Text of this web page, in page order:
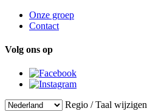
Onze groep
Contact
Volg ons op
Regio / Taal wijzigen